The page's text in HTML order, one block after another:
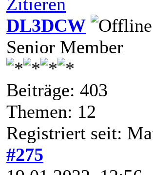
DL3DCW
Senior Member
Beiträge: 403
Themen: 12
Registriert seit:
#275